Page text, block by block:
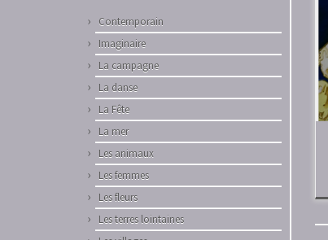
Contemporain
Imaginaire
La campagne
La danse
La Fête
La mer
Les animaux
Les femmes
Les fleurs
Les terres lointaines